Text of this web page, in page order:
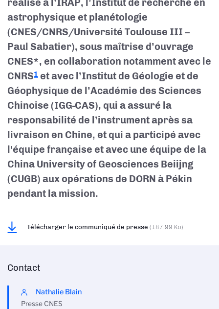
réalisé à l’IRAP, l’Institut de recherche en
astrophysique et planétologie
(CNES/CNRS/Université Toulouse III –
Paul Sabatier), sous maîtrise d’ouvrage
CNES*, en collaboration notamment avec le
CNRS1 et avec l’Institut de Géologie et de
Géophysique de l’Académie des Sciences
Chinoise (IGG-CAS), qui a assuré la
responsabilité de l’instrument après sa
livraison en Chine, et qui a participé avec
l'équipe française et avec une équipe de la
China University of Geosciences Beiijng
(CUGB) aux opérations de DORN à Pékin
pendant la mission.
Télécharger le communiqué de presse (187.99 Ko)
Contact
Nathalie Blain
Presse CNES